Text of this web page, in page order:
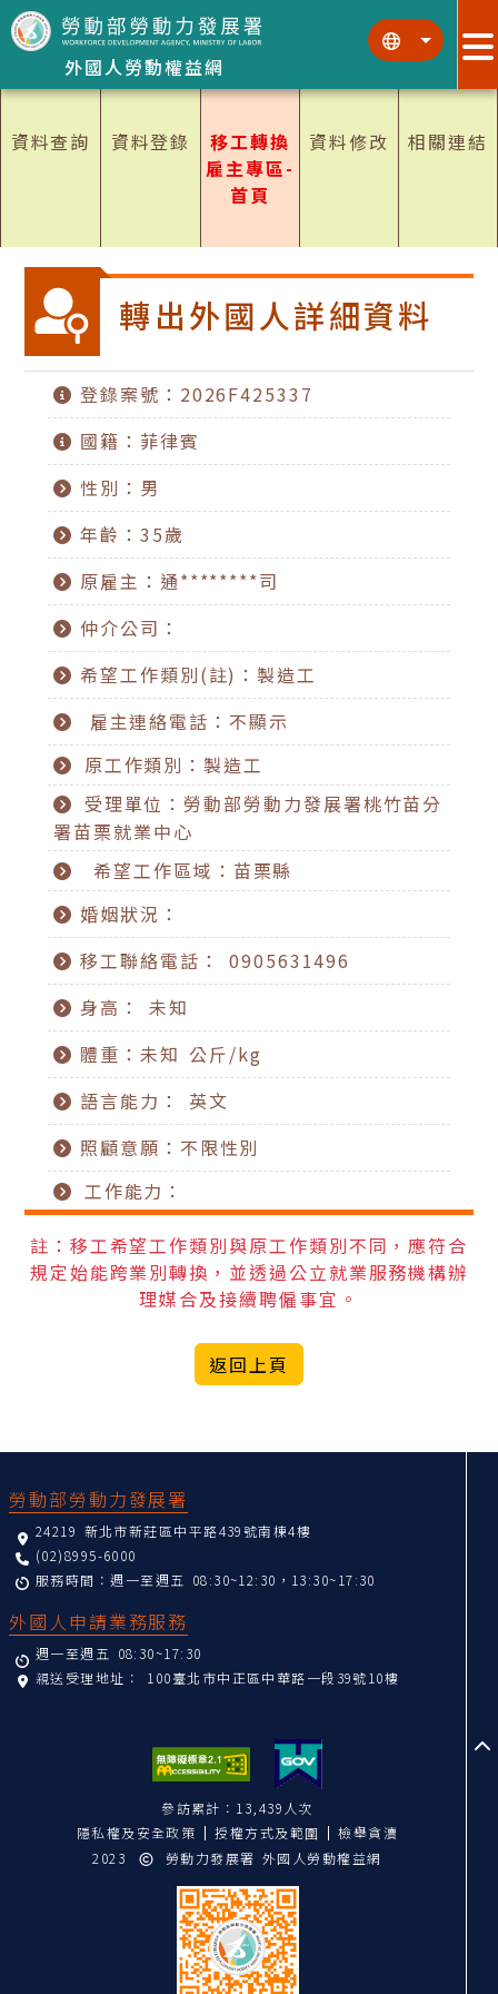
跳到主要內容區塊
外國人勞動權益網
::: :::
資料查詢 資料登錄
移工轉換
雇主專區-
首頁
資料修改 相關連結
轉出外國人詳細資料
登錄案號：2026F425337
國籍：菲律賓
性別：男
年齡：35歲
原雇主：通********司
仲介公司：
希望工作類別(註)：製造工
雇主連絡電話：不顯示
原工作類別：製造工
受理單位：勞動部勞動力發展署桃竹苗分
署苗栗就業中心
希望工作區域：苗栗縣
婚姻狀況：
移工聯絡電話： 0905631496
身高： 未知
體重：未知 公斤/kg
語言能力： 英文
照顧意願：不限性別
工作能力：
註：移工希望工作類別與原工作類別不同，應符合
規定始能跨業別轉換，並透過公立就業服務機構辦
理媒合及接續聘僱事宜。
返回上頁
勞動部勞動力發展署
24219 新北市新莊區中平路439號南棟4樓
(02)8995-6000
服務時間：週一至週五 08:30~12:30，13:30~17:30
外國人申請業務服務
週一至週五 08:30~17:30
親送受理地址： 100臺北市中正區中華路一段39號10樓
參訪累計：13,439人次
隱私權及安全政策
授權方式及範圍
檢舉貪瀆
2023
勞動力發展署 外國人勞動權益網
至